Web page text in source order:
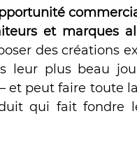
et marques
des créations
leur plus beau
et peut faire toute
qui fait fondre